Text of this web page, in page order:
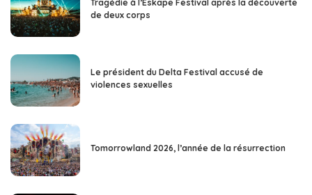
Tragédie à l’Eskape Festival après la découverte
de deux corps
Le président du Delta Festival accusé de
violences sexuelles
Tomorrowland 2026, l’année de la résurrection